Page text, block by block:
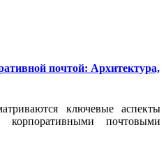
почтой: Архитектура,
ключевые аспекты
корпоративными почтовыми